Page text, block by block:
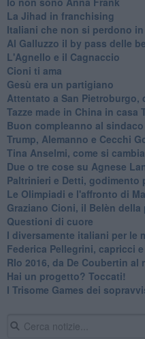
​La Jihad in franchising
Italiani che non si perdono
Al Galluzzo il by pass delle
L'Agnello e il Cagnaccio
Cioni ti ama
​Gesù era un partigiano
Attentato a San Pietroburgo,
Tazze made in China in casa
Buon compleanno al
Trump, Alemanno e Cecchi
Tina Anselmi, come si cambia
Due o tre cose su Agnese
Paltrinieri e Detti, godimento
Le Olimpiadi e l'affronto di
Graziano Cioni, il Belèn
Questioni di cuore
I diversamente italiani per le
Federica Pellegrini, capricci
RIo 2016, da De Coubertin al
​Hai un progetto? Toccati!
​I Trisome Games dei